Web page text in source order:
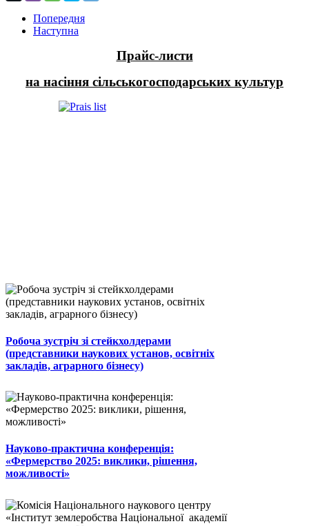
Попередня
Наступна
Прайс-листи
на насіння сільськогосподарських культур
Робоча зустріч зі стейкхолдерами
(представники наукових установ, освітніх
закладів, аграрного бізнесу)
Науково-практична конференція:
«Фермерство 2025: виклики, рішення,
можливості»